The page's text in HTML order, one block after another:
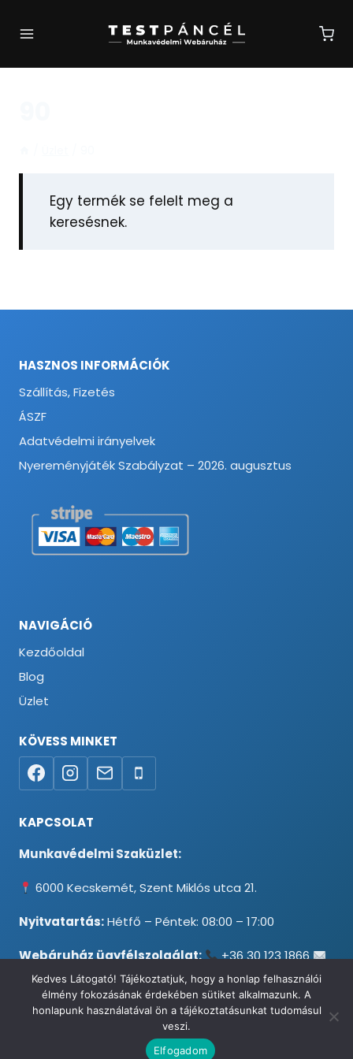
Egy termék se felelt meg a
keresésnek.
HASZNOS INFORMÁCIÓK
Szállítás, Fizetés
ÁSZF
Adatvédelmi irányelvek
Nyereményjáték Szabályzat – 2026. augusztus
NAVIGÁCIÓ
Kezdőoldal
Blog
Üzlet
KÖVESS MINKET
KAPCSOLAT
Munkavédelmi Szaküzlet:
6000 Kecskemét, Szent Miklós utca 21.
Nyitvatartás:Hétfő – Péntek: 08:00 – 17:00
Webáruház ügyfélszolgálat:
+36 30 123 1866
info@testpancel.hu
© 2026 Munkavédelmi és Ruházati Webáruház - Minden jog
Kedves Látogató! Tájékoztatjuk, hogy a honlap felhasználói
élmény fokozásának érdekében sütiket alkalmazunk. A
honlapunk használatával ön a tájékoztatásunkat tudomásul
veszi.
Elfogadom